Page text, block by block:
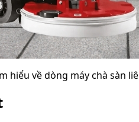
hiểu về dòng máy chà sàn